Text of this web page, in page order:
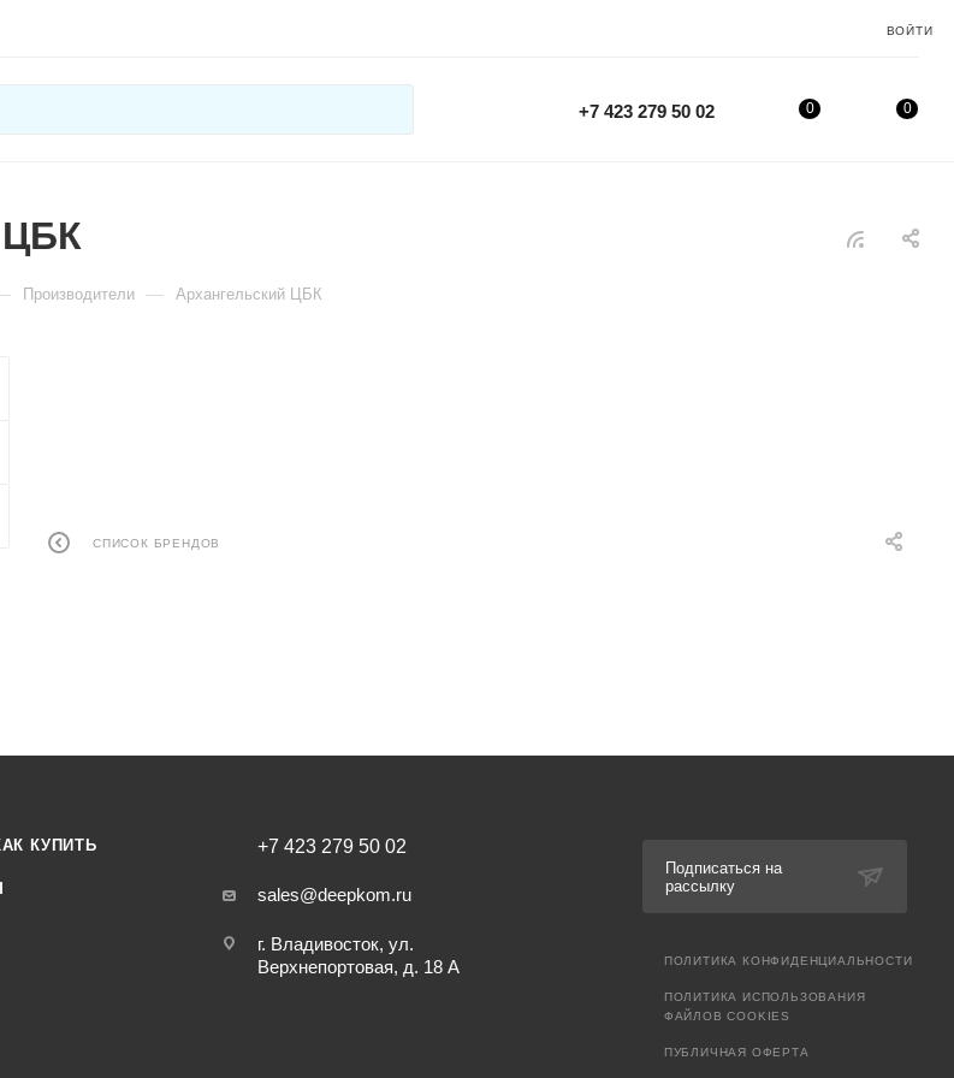
ВОЙТИ
+7 423 279 50 02 0
0
ЦБК
Производители — Архангельский ЦБК
СПИСОК БРЕНДОВ
КУПИТЬ +7 423 279 50 02
sales@deepkom.ru
г. Владивосток, ул.
Верхнепортовая, д. 18 А
Подписаться на
рассылку
ПОЛИТИКА КОНФИДЕНЦИАЛЬНОСТИ
ПОЛИТИКА ИСПОЛЬЗОВАНИЯ
ФАЙЛОВ COOKIES
ПУБЛИЧНАЯ ОФЕРТА